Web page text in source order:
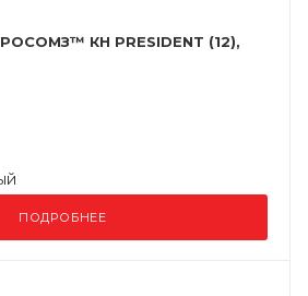
КН PRESIDENT (12),
ПОДРОБНЕЕ